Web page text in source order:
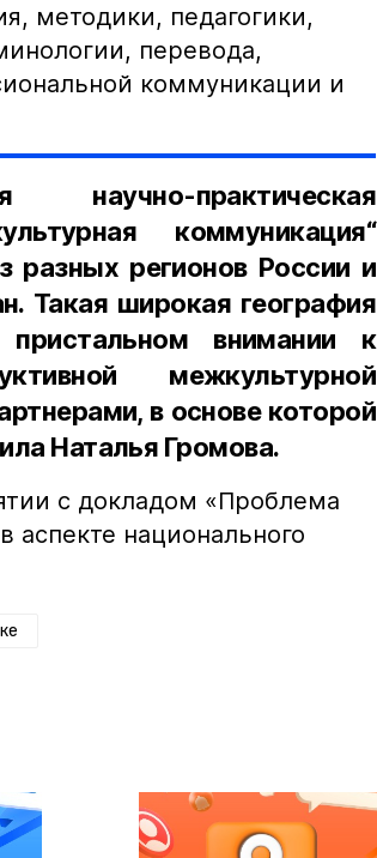
методики, педагогики,
перевода,
коммуникации и
научно-практическая
коммуникация“
разных регионов России и
Такая широкая география
пристальном внимании к
межкультурной
в основе которой
Наталья Громова.
с докладом «Проблема
аспекте национального